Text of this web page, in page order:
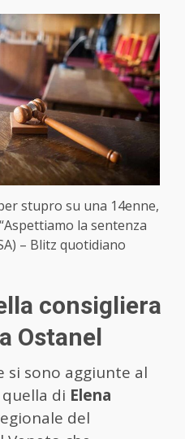
stupro su una 14enne,
la sentenza
– Blitz quotidiano
consigliera
Ostanel
si sono aggiunte al
di Elena
del